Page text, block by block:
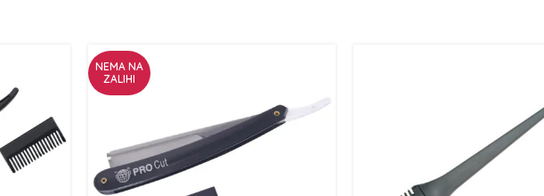
NEMA NA
ZALIHI